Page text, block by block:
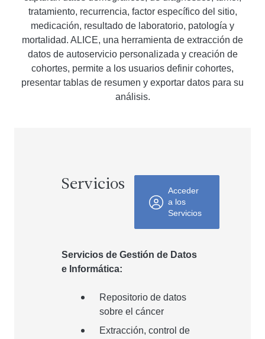
tratamiento, recurrencia, factor específico del sitio,
medicación, resultado de laboratorio, patología y
mortalidad. ALICE, una herramienta de extracción de
datos de autoservicio personalizada y creación de
cohortes, permite a los usuarios definir cohortes,
presentar tablas de resumen y exportar datos para su
análisis.
Servicios
Acceder
a los
Servicios
Servicios de Gestión de Datos
e Informática:
Repositorio de datos
sobre el cáncer
Extracción, control de